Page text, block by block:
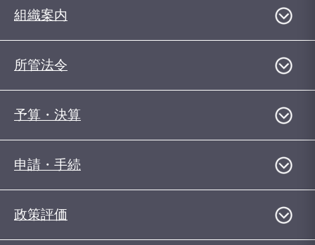
組織案内
所管法令
予算・決算
申請・手続
政策評価